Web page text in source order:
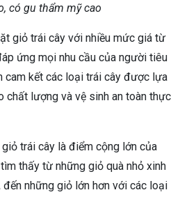
có gu thẩm mỹ cao
giỏ trái cây với nhiều mức giá từ
ứng mọi nhu cầu của người tiêu
cam kết các loại trái cây được lựa
chất lượng và vệ sinh an toàn thực
trái cây là điểm cộng lớn của
thấy từ những giỏ quà nhỏ xinh
đến những giỏ lớn hơn với các loại